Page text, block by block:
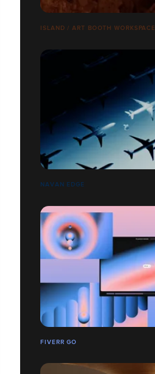
ISLAND / ART BOOTH WORKSPACE
NAVAN EDGE
FIVERR GO